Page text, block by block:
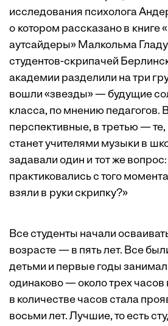
исследования психолога
о котором рассказано в книге
аутсайдеры» Малкольма
студентов-скрипачей
академии разделили на три
вошли «звезды» — будущие
класса, по мнению педагогов.
перспективные, в третью — те,
станет учителями музыки в
задавали один и тот же
практиковались с того
взяли в руки скрипку?»
Все студенты начали
возрасте — в пять лет. Все
детьми и первые годы
одинаково — около трех
в количестве часов стала
восьми лет. Лучшие, то есть